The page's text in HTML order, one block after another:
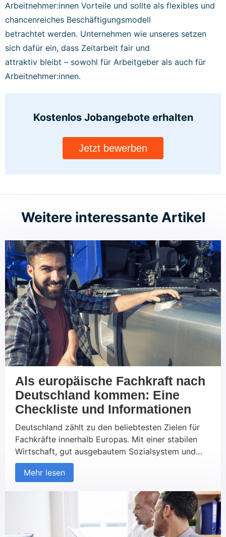
Arbeitnehmer:innen Vorteile und sollte als flexibles und
chancenreiches Beschäftigungsmodell
betrachtet werden. Unternehmen wie unseres setzen
sich dafür ein, dass Zeitarbeit fair und
attraktiv bleibt – sowohl für Arbeitgeber als auch für
Arbeitnehmer:innen.
Kostenlos Jobangebote erhalten
Jetzt bewerben
Weitere interessante Artikel
Als europäische Fachkraft nach
Deutschland kommen: Eine
Checkliste und Informationen
Deutschland zählt zu den beliebtesten Zielen für
Fachkräfte innerhalb Europas. Mit einer stabilen
Wirtschaft, gut ausgebautem Sozialsystem und
vielfältigen Karrierechancen bietet das Land
attraktive Perspektiven für qualifizierte
erleichtert den Zugang zum deutschen
Arbeitsmarkt erheblich. Dennoch gibt es einige
wichtige Punkte, die vor der Ausreise und bei der
Mehr lesen